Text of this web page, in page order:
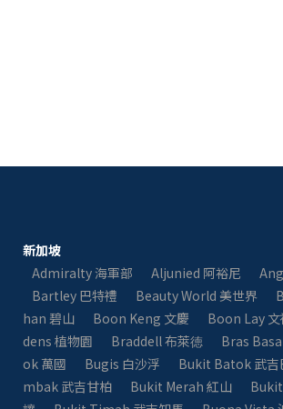
新加坡
Admiralty 海軍部
Aljunied 阿裕尼
Bartley 巴特禮
Beauty World 美世界
han 碧山
Boon Keng 文慶 Boon Lay 文
dens 植物園
Braddell 布萊徳 Bras
ok 萬國
Bugis 白沙浮 Bukit Batok 武吉
mbak 武吉甘柏
Bukit Merah 紅山